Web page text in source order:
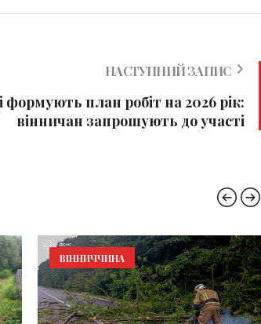
НАСТУПНИЙ ЗАПИС
формують план робіт на 2026 рік:
вінничан запрошують до участі
ВІННИЧЧИНА